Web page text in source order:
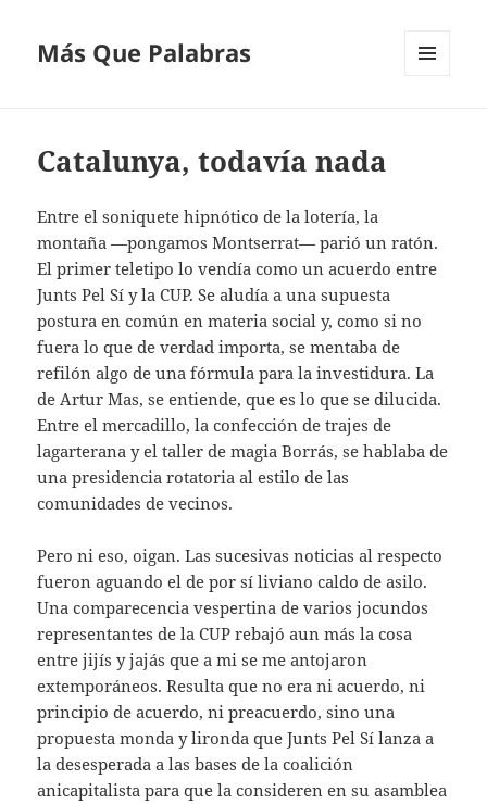
Más Que Palabras
Catalunya, todavía nada
Entre el soniquete hipnótico de la lotería, la
montaña —pongamos Montserrat— parió un ratón.
El primer teletipo lo vendía como un acuerdo entre
Junts Pel Sí y la CUP. Se aludía a una supuesta
postura en común en materia social y, como si no
fuera lo que de verdad importa, se mentaba de
refilón algo de una fórmula para la investidura. La
de Artur Mas, se entiende, que es lo que se dilucida.
Entre el mercadillo, la confección de trajes de
lagarterana y el taller de magia Borrás, se hablaba de
una presidencia rotatoria al estilo de las
comunidades de vecinos.
Pero ni eso, oigan. Las sucesivas noticias al respecto
fueron aguando el de por sí liviano caldo de asilo.
Una comparecencia vespertina de varios jocundos
representantes de la CUP rebajó aun más la cosa
entre jijís y jajás que a mi se me antojaron
extemporáneos. Resulta que no era ni acuerdo, ni
principio de acuerdo, ni preacuerdo, sino una
propuesta monda y lironda que Junts Pel Sí lanza a
la desesperada a las bases de la coalición
anicapitalista para que la consideren en su asamblea